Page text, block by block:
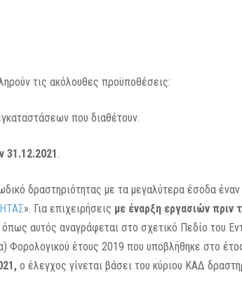
τις ακόλουθες προϋποθέσεις:
που διαθέτουν.
31.12.2021.
δραστηριότητας με τα μεγαλύτερα έσοδα
». Για επιχειρήσεις με έναρξη εργασιών πριν
αυτός αναγράφεται στο σχετικό Πεδίο του
Φορολογικού έτους 2019 που υποβλήθηκε στο
ο έλεγχος γίνεται βάσει του κύριου ΚΑΔ